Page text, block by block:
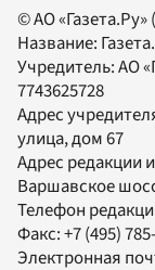
© АО «Газета.Ру»
Название:
Учредитель:АО
7743625728
Адрес
улица, дом 67
Адрес редакции
Варшавское
Телефон
Факс:+7 (495)
Электронная